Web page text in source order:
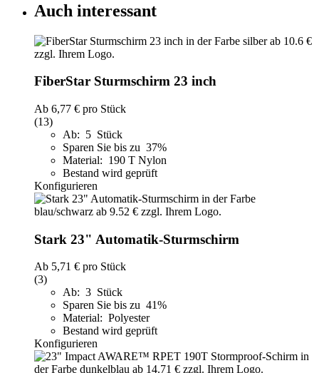
Auch interessant
FiberStar Sturmschirm 23 inch
Ab 6,77 € pro Stück
(13)
Ab: 5 Stück
Sparen Sie bis zu 37%
Material: 190 T Nylon
Bestand wird geprüft
Konfigurieren
Stark 23" Automatik-Sturmschirm
Ab 5,71 € pro Stück
(3)
Ab: 3 Stück
Sparen Sie bis zu 41%
Material: Polyester
Bestand wird geprüft
Konfigurieren